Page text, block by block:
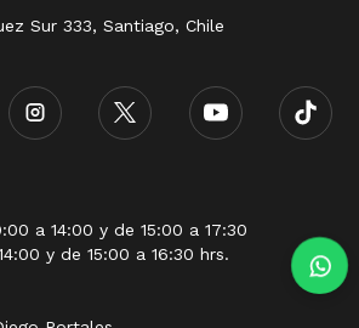
Sur 333, Santiago, Chile
a 14:00 y de 15:00 a 17:30
y de 15:00 a 16:30 hrs.